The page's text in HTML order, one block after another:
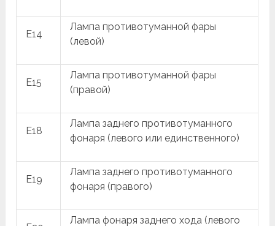
E14
Лампа противотуманной фары
(левой)
E15
Лампа противотуманной фары
(правой)
E18
Лампа заднего противотуманного
фонаря (левого или единственного)
E19
Лампа заднего противотуманного
фонаря (правого)
Лампа фонаря заднего хода (левого